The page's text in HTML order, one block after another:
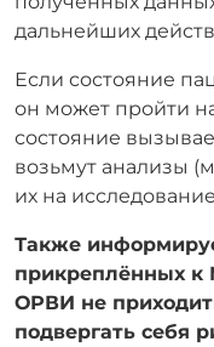
дальнейших
Если состояние
он может пройти
состояние
возьмут анализы
их на
Также
прикреплённых к
ОРВИ не
подвергать себя